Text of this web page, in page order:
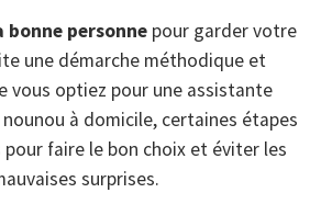
bonne personne pour garder votre
une démarche méthodique et
vous optiez pour une assistante
à domicile, certaines étapes
faire le bon choix et éviter les
surprises.